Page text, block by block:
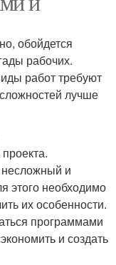
обойдется
рабочих.
работ требуют
лучше
и
этого необходимо
их особенности.
программами
и создать